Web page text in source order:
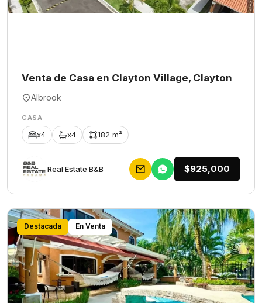
Venta de Casa en Clayton Village, Clayton
Albrook
CASA
x4 x4 182 m²
Rеаl Еstаtе В&В $925,000
Destacada En Venta